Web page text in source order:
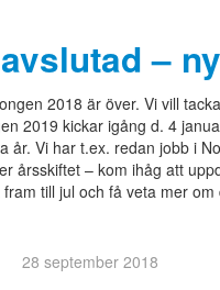
–
2018 är över. Vi vill
2019 kickar igång d. 4
år. Vi har t.ex. redan jobb i
årsskiftet – kom ihåg att
till jul och få veta mer
28 september 2018